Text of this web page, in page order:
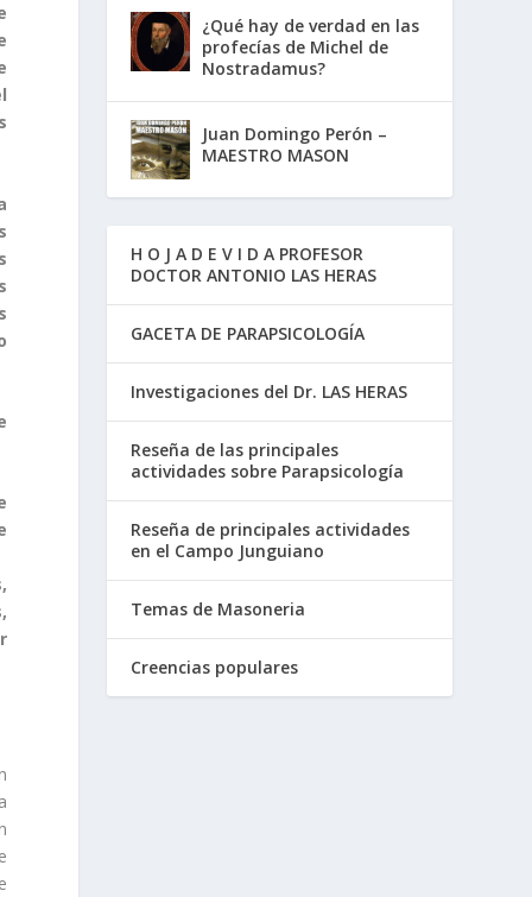
¿Qué hay de verdad en las
profecías de Michel de
Nostradamus?
Juan Domingo Perón –
MAESTRO MASON
H O J A D E V I D A PROFESOR
DOCTOR ANTONIO LAS HERAS
GACETA DE PARAPSICOLOGÍA
Investigaciones del Dr. LAS HERAS
Reseña de las principales
actividades sobre Parapsicología
Reseña de principales actividades
en el Campo Junguiano
Temas de Masoneria
Creencias populares